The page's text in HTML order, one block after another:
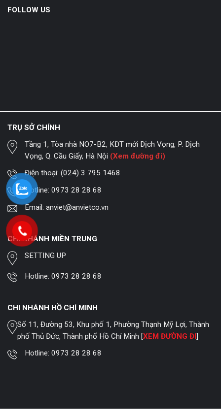
FOLLOW US
TRỤ SỞ CHÍNH
Tầng 1, Tòa nhà NO7-B2, KĐT mới Dịch Vọng, P. Dịch
Vọng, Q. Cầu Giấy, Hà Nội (Xem đường đi)
Điện thoại:(024) 3 795 1468
Hotline:0973 28 28 68
Email:anviet@anvietco.vn
CHI NHÁNH MIỀN TRUNG
SETTING UP
Hotline:0973 28 28 68
CHI NHÁNH HỒ CHÍ MINH
Số 11, Đường 53, Khu phố 1, Phường Thạnh Mỹ Lợi, Thành
phố Thủ Đức, Thành phố Hồ Chí Minh [XEM ĐƯỜNG ĐI
Hotline:0973 28 28 68